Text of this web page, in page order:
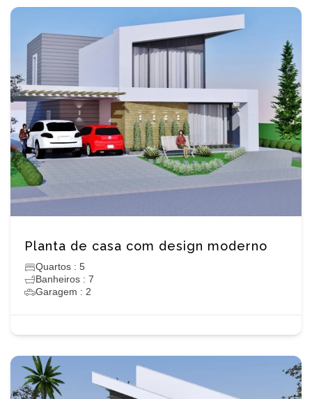
Planta de casa com design moderno
Quartos : 5
Banheiros : 7
Garagem : 2